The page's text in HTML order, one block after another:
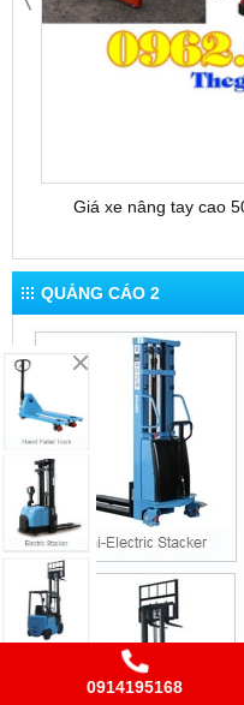
Giá xe nâng tay cao
QUẢNG CÁO 2
0914195168